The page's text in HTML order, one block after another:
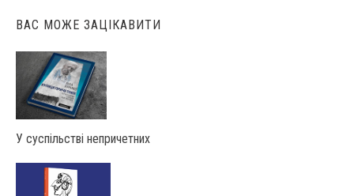
ВАС МОЖЕ ЗАЦІКАВИТИ
У суспільстві непричетних